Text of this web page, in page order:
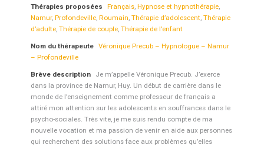
Nom du thérapeute Véronique Precub – Hypnologue – Namur
– Profondeville
Thérapies proposées Français, Hypnose et hypnothérapie,
Namur, Profondeville, Roumain, Thérapie d’adolescent, Thérapie
d’adulte, Thérapie de couple, Thérapie de l’enfant
Brève description
Je m’appelle Véronique Precub. J’exerce
dans la province de Namur, Huy. Un début de carrière dans le
monde de l’enseignement comme professeur de français a
attiré mon attention sur les adolescents en souffrances dans le
psycho-sociales. Très vite, je me suis rendu compte de ma
nouvelle vocation et ma passion de venir en aide aux personnes
qui recherchent des solutions face aux problèmes qu’elles